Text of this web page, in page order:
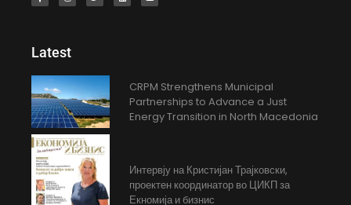
Latest
CRPM Strengthens Municipal
Partnerships to Advance a Just
Energy Transition in North Macedonia
Интервју на Кристијан Трајковски,
проектен координатор во ЦИКП за
Екномија и бизнис